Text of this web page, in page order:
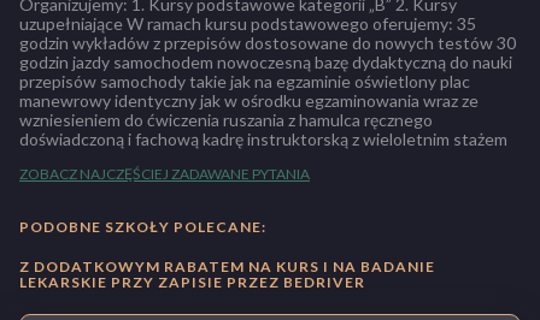
Organizujemy: 1. Kursy podstawowe kategorii „B” 2. Kursy
uzupełniające W ramach kursu podstawowego oferujemy: 35
godzin wykładów z przepisów dostosowane do nowych testów 30
godzin jazdy samochodem nowoczesną bazę dydaktyczną do nauki
przepisów samochody takie jak na egzaminie oświetlony plac
manewrowy identyczny jak w ośrodku egzaminowania wraz ze
wzniesieniem do ćwiczenia ruszania z hamulca ręcznego
doświadczoną i fachową kadrę instruktorską z wieloletnim stażem
ZOBACZ NAJCZĘŚCIEJ ZADAWANE PYTANIA
PODOBNE SZKOŁY POLECANE:
Z DODATKOWYM RABATEM NA KURS I NA BADANIE
LEKARSKIE PRZY ZAPISIE PRZEZ BEDRIVER